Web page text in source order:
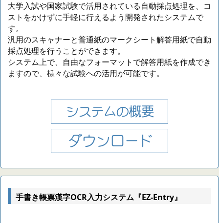
大学入試や国家試験で活用されている自動採点処理を、コ
ストをかけずに手軽に行えるよう開発されたシステムで
す。
汎用のスキャナーと普通紙のマークシート解答用紙で自動
採点処理を行うことができます。
システム上で、自由なフォーマットで解答用紙を作成でき
ますので、様々な試験への活用が可能です。
手書き帳票漢字OCR入力システム『EZ-Entry』